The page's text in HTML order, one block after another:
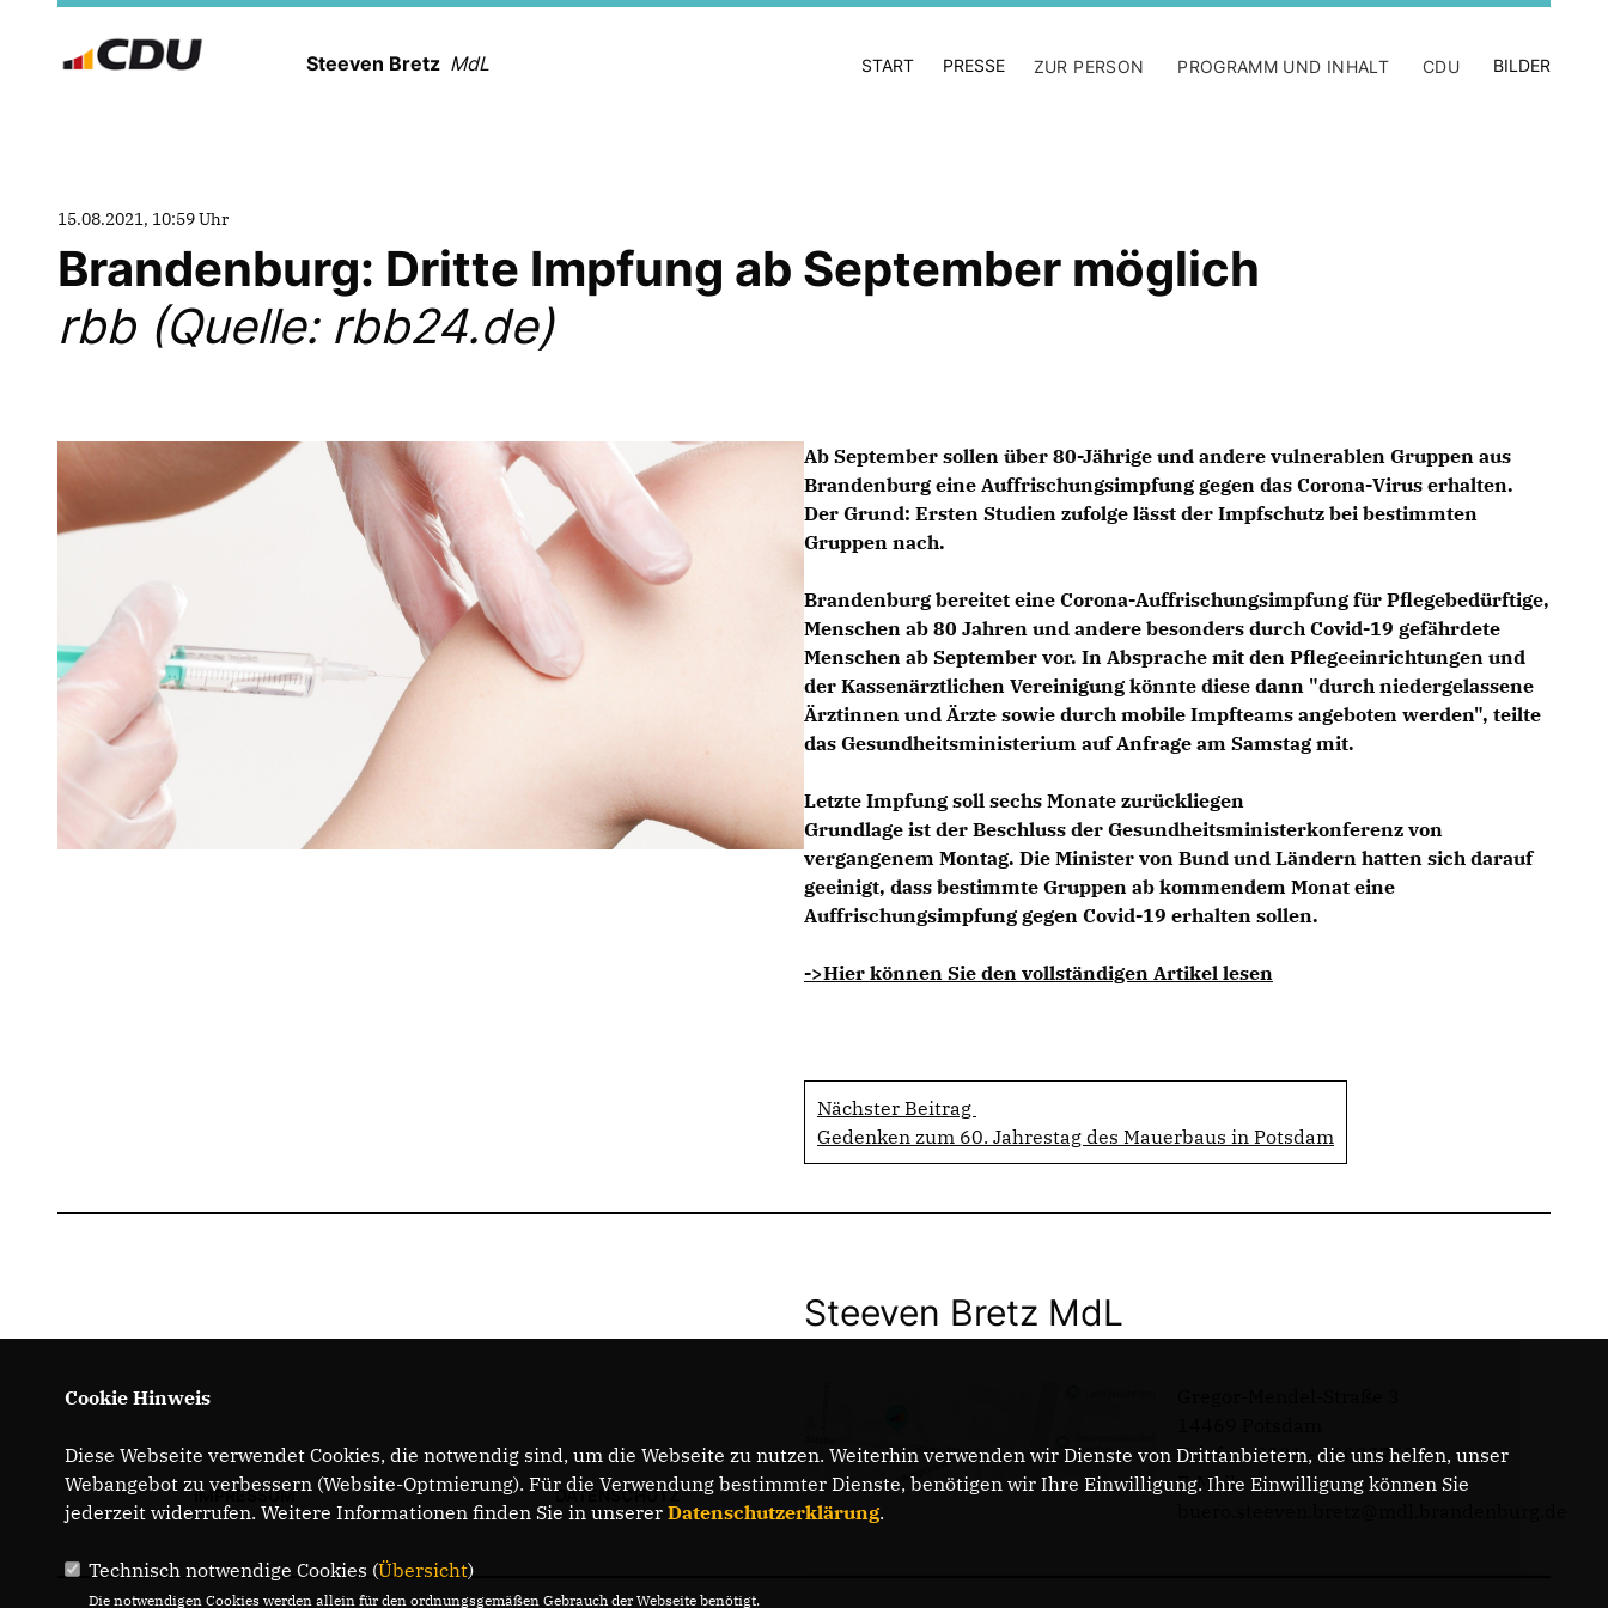
Steeven Bretz MdL START PRESSE ZUR PERSON PROGRAMM UND INHALT CDU BILDER
15.08.2021, 10:59 Uhr
Brandenburg: Dritte Impfung ab September möglich
rbb (Quelle: rbb24.de)
Ab September sollen über 80-Jährige und andere vulnerablen Gruppen aus
Brandenburg eine Auffrischungsimpfung gegen das Corona-Virus erhalten.
Der Grund: Ersten Studien zufolge lässt der Impfschutz bei bestimmten
Gruppen nach.
Brandenburg bereitet eine Corona-Auffrischungsimpfung für Pflegebedürftige,
Menschen ab 80 Jahren und andere besonders durch Covid-19 gefährdete
Menschen ab September vor. In Absprache mit den Pflegeeinrichtungen und
der Kassenärztlichen Vereinigung könnte diese dann "durch niedergelassene
Ärztinnen und Ärzte sowie durch mobile Impfteams angeboten werden", teilte
das Gesundheitsministerium auf Anfrage am Samstag mit.
Letzte Impfung soll sechs Monate zurückliegen
Grundlage ist der Beschluss der Gesundheitsministerkonferenz von
vergangenem Montag. Die Minister von Bund und Ländern hatten sich darauf
geeinigt, dass bestimmte Gruppen ab kommendem Monat eine
Auffrischungsimpfung gegen Covid-19 erhalten sollen.
->Hier können Sie den vollständigen Artikel lesen
Nächster Beitrag
Gedenken zum 60. Jahrestag des Mauerbaus in Potsdam
IMPRESSUM DATENSCHUTZ
Steeven Bretz MdL
Telefon: 0331 - 20085713
E-Mail:
Cookie Hinweis
Diese Webseite verwendet Cookies, die notwendig sind, um die Webseite zu nutzen. Weiterhin verwenden wir Dienste von Drittanbietern, die uns helfen, unser
Webangebot zu verbessern (Website-Optmierung). Für die Verwendung bestimmter Dienste, benötigen wir Ihre Einwilligung. Ihre Einwilligung können Sie
jederzeit widerrufen. Weitere Informationen finden Sie in unserer Datenschutzerklärung.
Technisch notwendige Cookies (Übersicht)
Die notwendigen Cookies werden allein für den ordnungsgemäßen Gebrauch der Webseite benötigt.